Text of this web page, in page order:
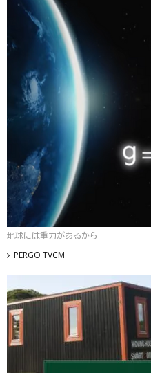
地球には重力があるから
PERGO TVCM